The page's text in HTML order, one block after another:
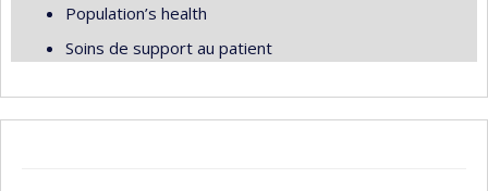
Population’s health
Soins de support au patient